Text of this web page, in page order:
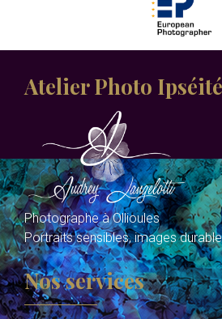
Atelier Photo Ipséité
Photographe à Ollioules
Portraits sensibles, images
Nos services